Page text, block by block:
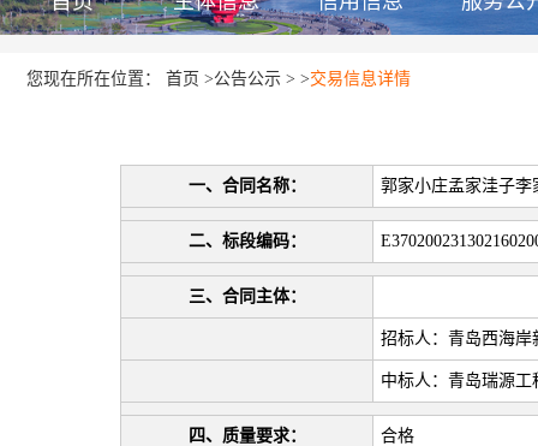
您现在所在位置： 首页 >公告公示 > >交易信息详情
一、合同名称： 郭家小庄孟家洼子
二、标段编码：
三、合同主体：
招标人：青岛西海岸
中标人：青岛瑞源工
四、质量要求： 合格